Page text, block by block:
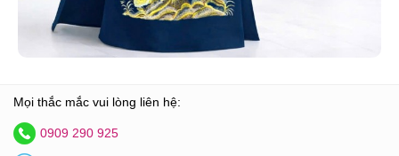
Mọi thắc mắc vui lòng liên hệ:
0909 290 925